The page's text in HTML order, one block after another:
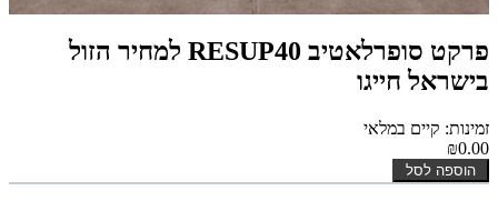
פרקט סופרלאטיב RESUP40 למחיר הזול
בישראל חייגו
זמינות: קיים במלאי
₪0.00
הוספה לסל